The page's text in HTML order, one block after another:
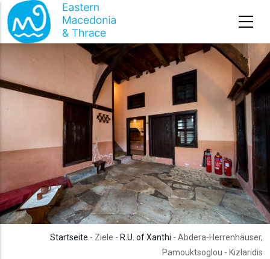
Direkt zum Inhalt
Startseite - Ziele - R.U. of Xanthi - Abdera-Herrenhäuser,
Pamouktsoglou - Kizlaridis